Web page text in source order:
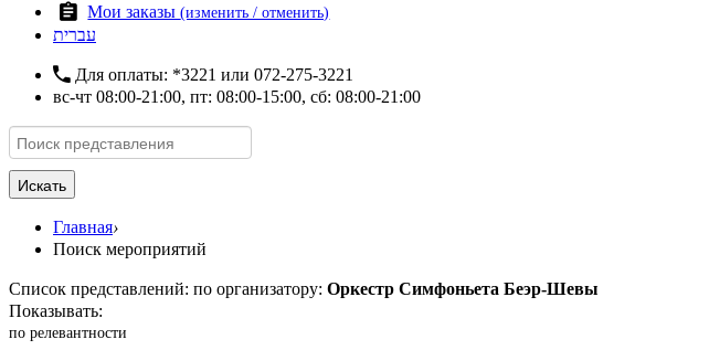
Мои заказы(изменить / отменить)
עברית
Для оплаты: *3221 или 072-275-3221
вс-чт 08:00-21:00, пт: 08:00-15:00, сб: 08:00-21:00
Искать
Главная›
Поиск мероприятий
Список представлений: по организатору: Оркестр Симфоньета Беэр-Шевы
Показывать:
по релевантности